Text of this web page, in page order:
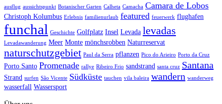
ausflug aussichtspunkt Botanischer Garten Calheta Camacha Camara de Lobos
Christoph Kolumbus Erlebnis familienurlaub featured feuerwerk flughafen
funchal Geschichte Golfplatz Insel Levada levadas
Levadawanderung Meer Monte mönchsrobben Naturreservat
naturschutzgebiet Paul da Serra pflanzen Pico do Arieiro Porto da Cruz
Porto Santo Promenade rallye Ribeiro Frio sandstrand santa cruz Santana
Strand surfen São Vicente Südküste tauchen vila baleira wandern wanderweg
wasserfall Wassersport